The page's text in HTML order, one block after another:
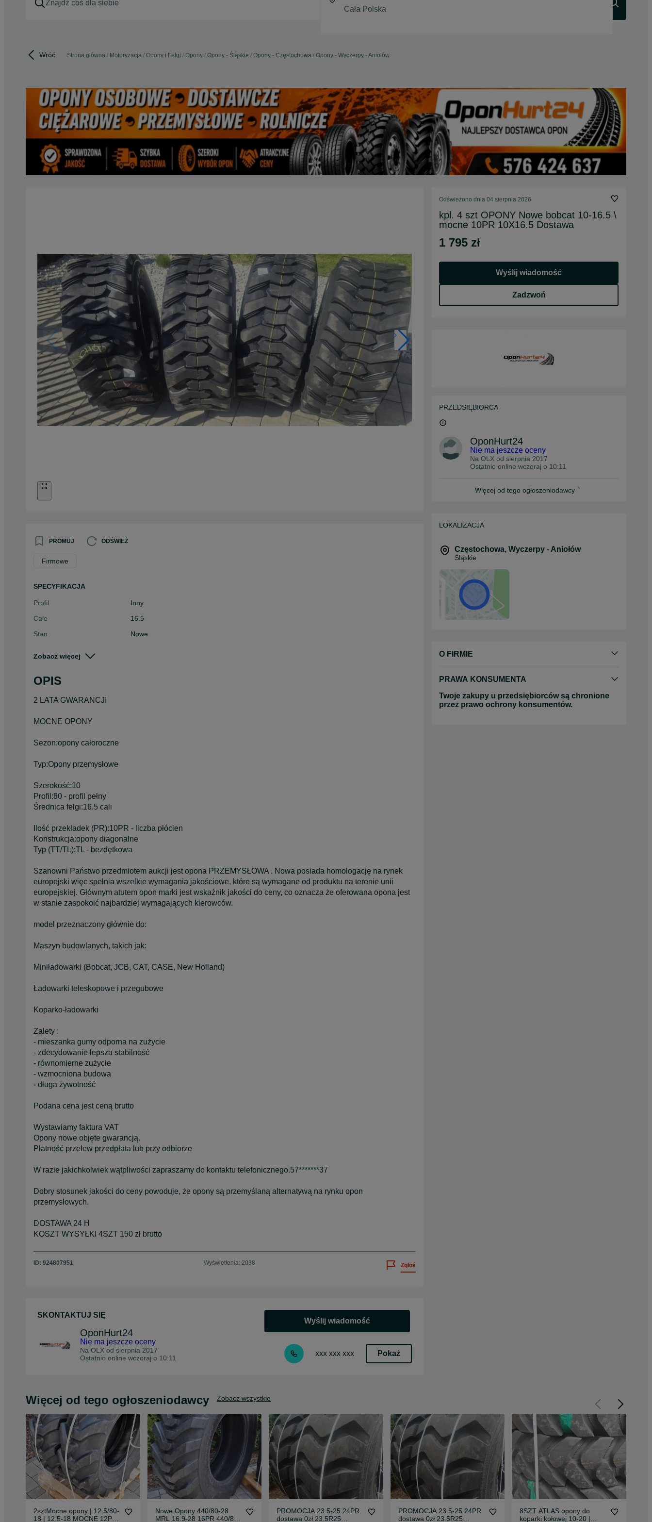
Wróć Strona główna Motoryzacja Opony i Felgi Opony Opony - Śląskie Opony - Częstochowa Opony - Wyczerpy - Aniołów
PROMUJ ODŚWIEŻ
Firmowe
SPECYFIKACJA
Profil
Inny
Cale
16.5
Stan
Nowe
Szerokość
Zobacz więcej
OPIS
2 LATA GWARANCJI
MOCNE OPONY
Sezon:opony całoroczne
Typ:Opony przemysłowe
Szerokość:10
Profil:80 - profil pełny
Średnica felgi:16.5 cali
Ilość przekładek (PR):10PR - liczba płócien
Konstrukcja:opony diagonalne
Typ (TT/TL):TL - bezdętkowa
Szanowni Państwo przedmiotem aukcji jest opona PRZEMYSŁOWA . Nowa posiada homologację na rynek
europejski więc spełnia wszelkie wymagania jakościowe, które są wymagane od produktu na terenie unii
europejskiej. Głównym atutem opon marki jest wskaźnik jakości do ceny, co oznacza że oferowana opona jest
w stanie zaspokoić najbardziej wymagających kierowców.
model przeznaczony głównie do:
Maszyn budowlanych, takich jak:
Miniładowarki (Bobcat, JCB, CAT, CASE, New Holland)
Ładowarki teleskopowe i przegubowe
Koparko-ładowarki
Zalety :
- mieszanka gumy odporna na zużycie
- zdecydowanie lepsza stabilność
- równomierne zużycie
- wzmocniona budowa
- długa żywotność
Podana cena jest ceną brutto
Wystawiamy faktura VAT
Opony nowe objęte gwarancją.
Płatność przelew przedpłata lub przy odbiorze
W razie jakichkolwiek wątpliwości zapraszamy do kontaktu telefonicznego.57*******37
Dobry stosunek jakości do ceny powoduje, że opony są przemyślaną alternatywą na rynku opon
przemysłowych.
DOSTAWA 24 H
KOSZT WYSYŁKI 4SZT 150 zł brutto
ID: 924807951 Wyświetlenia: 2038 Zgłoś
SKONTAKTUJ SIĘ
OponHurt24
Nie ma jeszcze oceny
Na OLX od sierpnia 2017
Ostatnio online wczoraj o 10:11
Wyślij wiadomość
xxx xxx xxx Pokaż
Odświeżono dnia 04 sierpnia 2026
kpl. 4 szt OPONY Nowe bobcat 10-16.5 \
mocne 10PR 10X16.5 Dostawa
1 795 zł
Wyślij wiadomość
Zadzwoń
PRZEDSIĘBIORCA
OponHurt24
Nie ma jeszcze oceny
Na OLX od sierpnia 2017
Ostatnio online wczoraj o 10:11
Więcej od tego ogłoszeniodawcy
LOKALIZACJA
Częstochowa, Wyczerpy - Aniołów
Śląskie
O FIRMIE
PRAWA KONSUMENTA
Twoje zakupy u przedsiębiorców są chronione
przez prawo ochrony konsumentów.
Więcej od tego ogłoszeniodawcy Zobacz wszystkie
2sztMocne opony | 12.5/80-
18 | 12.5-18 MOCNE 12PR
Nowe Opony 440/80-28
MRL 16.9-28 16PR 440/80-
PROMOCJA 23.5-25 24PR
dostawa 0zł 23.5R25
PROMOCJA 23.5-25 24PR
dostawa 0zł 23.5R25
8SZT ATLAS opony do
koparki kołowej 10-20 |